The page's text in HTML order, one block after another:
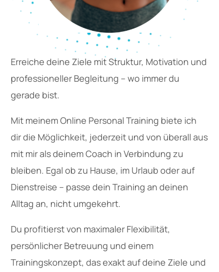
Erreiche deine Ziele mit Struktur, Motivation und
professioneller Begleitung – wo immer du
gerade bist.
Mit meinem Online Personal Training biete ich
dir die Möglichkeit, jederzeit und von überall aus
mit mir als deinem Coach in Verbindung zu
bleiben. Egal ob zu Hause, im Urlaub oder auf
Dienstreise – passe dein Training an deinen
Alltag an, nicht umgekehrt.
Du profitierst von maximaler Flexibilität,
persönlicher Betreuung und einem
Trainingskonzept, das exakt auf deine Ziele und